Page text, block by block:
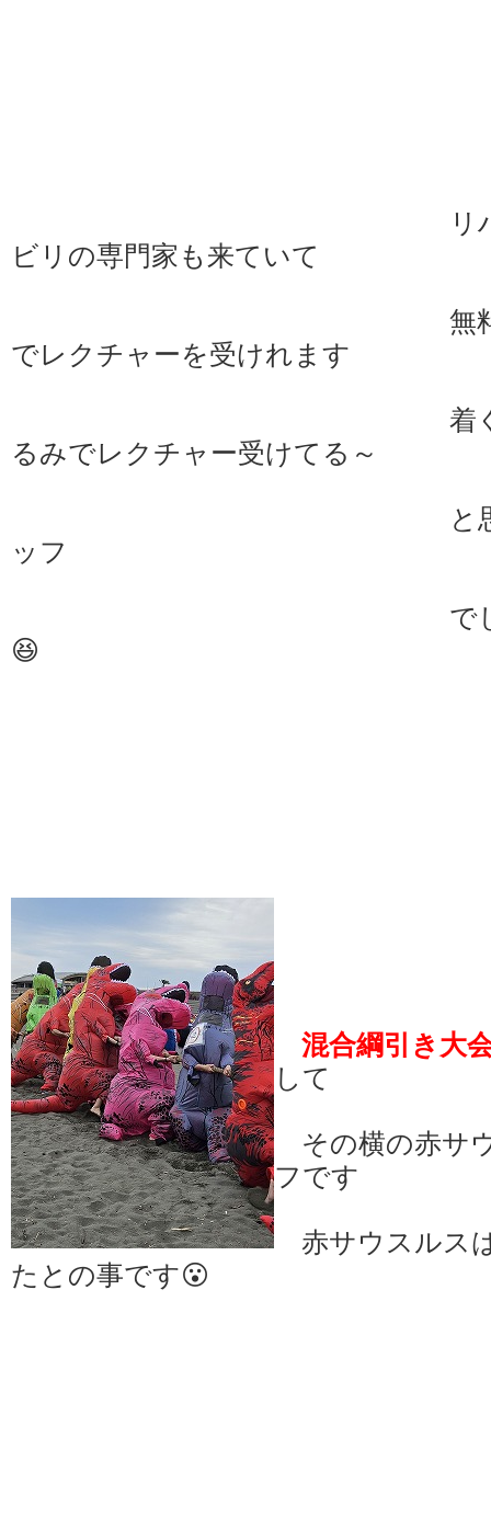
リ
ビリの専門家も来ていて
無
でレクチャーを受けれます
着
るみでレクチャー受けてる～
と思ったらシル
ッフ
でした～～～～
😆
混合綱引き大
して
その横の赤サ
フです
赤サウスルス
たとの事です😮